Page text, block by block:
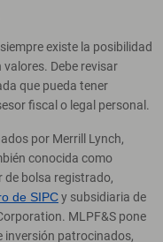
existe la posibilidad
Debe revisar
que pueda tener
fiscal o legal personal.
por Merrill Lynch,
conocida como
de bolsa registrado,
de SIPCy subsidiaria de
MLPF&S pone
inversión patrocinados,